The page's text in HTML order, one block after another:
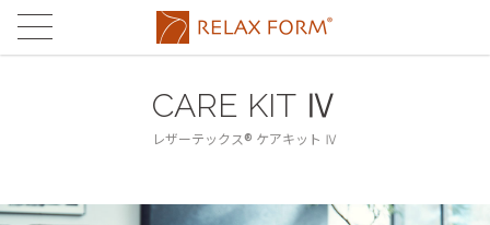
CARE KIT Ⅳ
レザーテックス® ケアキット Ⅳ